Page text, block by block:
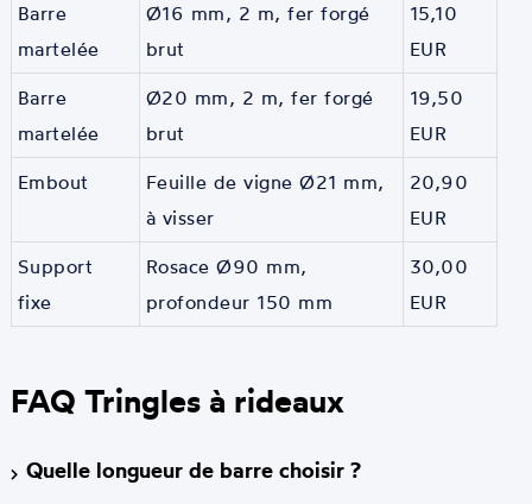
Barre
martelée
Ø16 mm, 2 m, fer forgé
brut
15,10
EUR
Barre
martelée
Ø20 mm, 2 m, fer forgé
brut
19,50
EUR
Embout
Feuille de vigne Ø21 mm,
à visser
20,90
EUR
Support
fixe
Rosace Ø90 mm,
profondeur 150 mm
30,00
EUR
FAQ Tringles à rideaux
Quelle longueur de barre choisir ?